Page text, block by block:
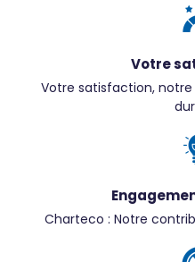
Votre
Votre satisfaction,
Charteco : Notre